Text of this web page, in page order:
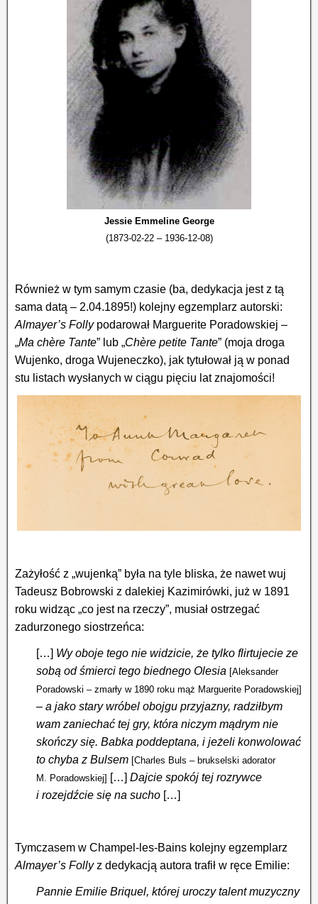
Jessie Emmeline George
(1873-02-22 – 1936-12-08)
Również w tym samym czasie (ba, dedykacja jest z tą
sama datą – 2.04.1895!) kolejny egzemplarz autorski:
Almayer’s Follypodarował Marguerite Poradowskiej –
„Ma chère Tante” lub „Chère petite Tante” (moja droga
Wujenko, droga Wujeneczko), jak tytułował ją w ponad
stu listach wysłanych w ciągu pięciu lat znajomości!
Zażyłość z „wujenką” była na tyle bliska, że nawet wuj
Tadeusz Bobrowski z dalekiej Kazimirówki, już w 1891
roku widząc „co jest na rzeczy”, musiał ostrzegać
zadurzonego siostrzeńca:
[…] Wy oboje tego nie widzicie, że tylko flirtujecie ze
sobą od śmierci tego biednego Olesia [Aleksander
Poradowski – zmarły w 1890 roku mąż Marguerite Poradowskiej]
– a jako stary wróbel obojgu przyjazny, radziłbym
wam zaniechać tej gry, która niczym mądrym nie
skończy się. Babka poddeptana, i jeżeli konwolować
to chyba z Bulsem [Charles Buls – brukselski adorator
M. Poradowskiej] […] Dajcie spokój tej rozrywce
i rozejdźcie się na sucho […]
Tymczasem w Champel-les-Bains kolejny egzemplarz
Almayer’s Follyz dedykacją autora trafił w ręce Emilie:
Pannie Emilie Briquel, której uroczy talent muzyczny